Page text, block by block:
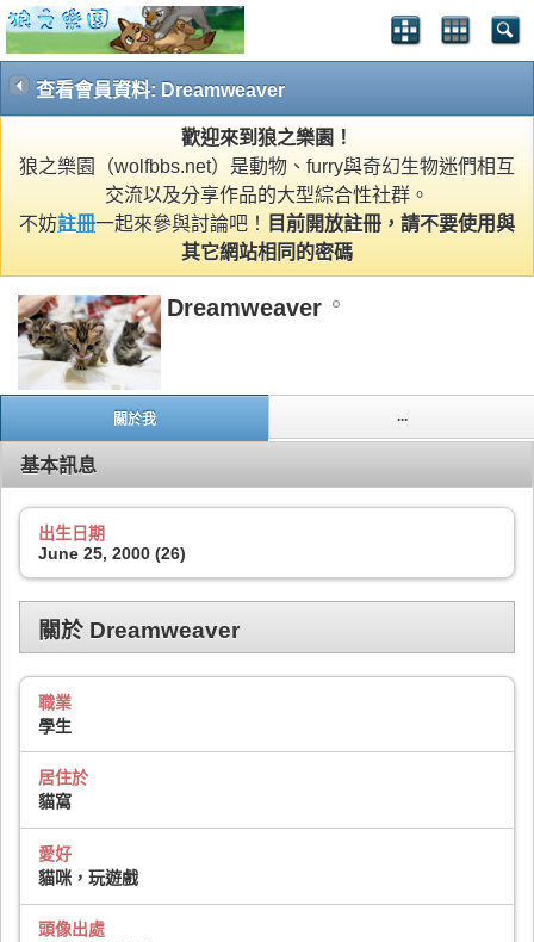
查看會員資料: Dreamweaver
歡迎來到狼之樂園！
狼之樂園（wolfbbs.net）是動物、furry與奇幻生物迷們相互
交流以及分享作品的大型綜合性社群。
不妨註冊一起來參與討論吧！
目前開放註冊，請不要使用與
其它網站相同的密碼
Dreamweaver
關於我 ...
基本訊息
出生日期
June 25, 2000 (26)
關於 Dreamweaver
職業
學生
居住於
貓窩
愛好
貓咪，玩遊戲
頭像出處